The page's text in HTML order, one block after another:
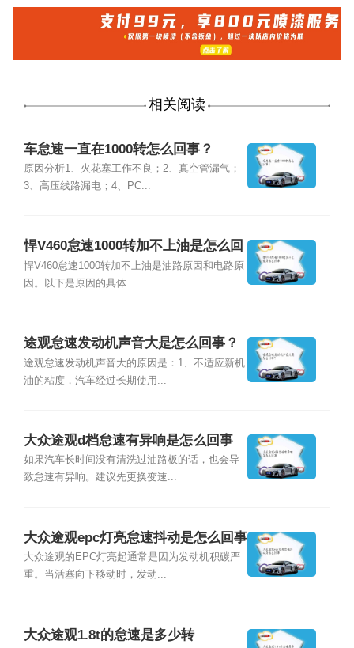
相关阅读
车怠速一直在1000转怎么回事？
原因分析1、火花塞工作不良；2、真空管漏气；
3、高压线路漏电；4、PC...
悍V460怠速1000转加不上油是怎么回
事？
悍V460怠速1000转加不上油是油路原因和电路原
因。以下是原因的具体...
途观怠速发动机声音大是怎么回事？
途观怠速发动机声音大的原因是：1、不适应新机
油的粘度，汽车经过长期使用...
大众途观d档怠速有异响是怎么回事
如果汽车长时间没有清洗过油路板的话，也会导
致怠速有异响。建议先更换变速...
大众途观epc灯亮怠速抖动是怎么回事
大众途观的EPC灯亮起通常是因为发动机积碳严
重。当活塞向下移动时，发动...
大众途观1.8t的怠速是多少转